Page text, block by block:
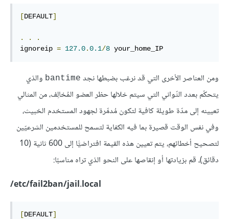
[DEFAULT]
. .
.
ignoreip = 127.0.0.1/8 your_home_IP
ومن العناصر الأخرى التي قد نرغب بضبطها نجد bantime والذي
يتحكّم بعدد الثّواني التي سيتم خلالها حظر العضو المُخالِف، من المثالي
تعيينه إلى مدّة طويلة كافية لتكون مُدمِّرة لجهود المستخدم الخبيث،
وفي نفس الوقت قصيرة بما فيه الكفاية لتسمح للمستخدمين الشرعيّين
لتصحيح أخطائهم، يتم تعيين هذه القيمة افتراضيًّا إلى 600 ثانية (10
دقائق)، قم بزيادتها أو إنقاصها على النحو الذي تراه مناسبًا:
etc/fail2ban/jail.local/
[DEFAULT]